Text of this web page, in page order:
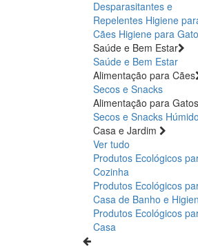
Desparasitantes e
Repelentes Higiene
Cães Higiene para
Saúde e Bem Estar
Saúde e Bem Estar
Alimentação para Cães
Secos e Snacks
Alimentação para Gatos
Secos e Snacks
Casa e Jardim
Ver tudo
Produtos Ecológicos
Cozinha
Produtos Ecológicos
Casa de Banho e
Produtos Ecológicos
Casa